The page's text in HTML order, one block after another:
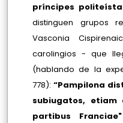
príncipes
distinguen grupos
Vasconia
carolingios - que
(hablando de la
778): “Pampilona
subiugatos, etiam
partibus Franciae"